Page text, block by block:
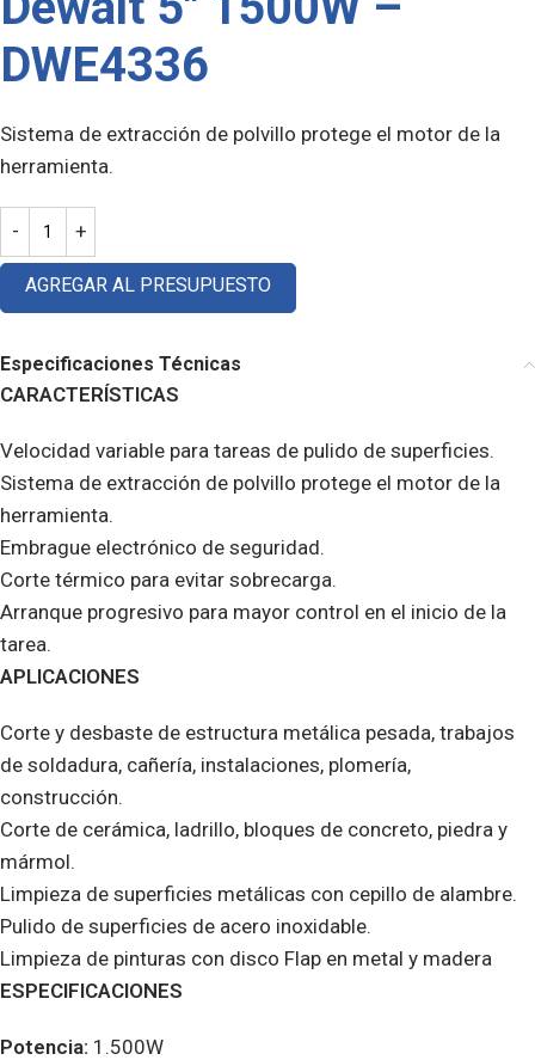
DWE4336
Sistema de extracción de polvillo protege el motor de la
herramienta.
AGREGAR AL PRESUPUESTO
Especificaciones Técnicas
CARACTERÍSTICAS
Velocidad variable para tareas de pulido de superficies.
Sistema de extracción de polvillo protege el motor de la
herramienta.
Embrague electrónico de seguridad.
Corte térmico para evitar sobrecarga.
Arranque progresivo para mayor control en el inicio de la
tarea.
APLICACIONES
Corte y desbaste de estructura metálica pesada, trabajos
de soldadura, cañería, instalaciones, plomería,
construcción.
Corte de cerámica, ladrillo, bloques de concreto, piedra y
mármol.
Limpieza de superficies metálicas con cepillo de alambre.
Pulido de superficies de acero inoxidable.
Limpieza de pinturas con disco Flap en metal y madera
ESPECIFICACIONES
Potencia: 1.500W